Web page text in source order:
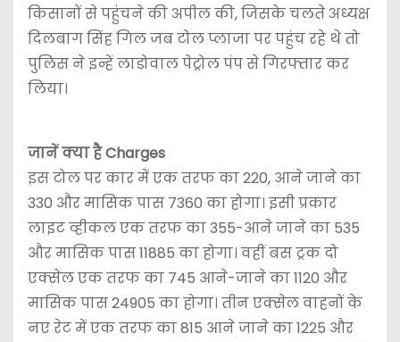
किसानों से पहुंचने की अपील की, जिसके चलते अध्यक्ष
दिलबाग सिंह गिल जब टोल प्लाजा पर पहुंच रहे थे तो
पुलिस ने इन्हें लाडोवाल पेट्रोल पंप से गिरफ्तार कर
लिया।
जानें क्या है Charges
इस टोल पर कार में एक तरफ का 220, आने जाने का
330 और मासिक पास 7360 का होगा। इसी प्रकार
लाइट व्हीकल एक तरफ का 355-आने जाने का 535
और मासिक पास 11885 का होगा। वहीं बस ट्रक दो
एक्सेल एक तरफ का 745 आने-जाने का 1120 और
मासिक पास 24905 का होगा। तीन एक्सेल वाहनों के
नए रेट में एक तरफ का 815 आने जाने का 1225 और